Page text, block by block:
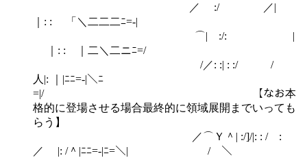
／ :/ ／|
｜: : 「＼二二二ﾆ=‐|
⌒| :/: |
｜: : ｜二＼二ニﾆ=/
/／: :| : :/ /
人|: ｜|ﾆﾆ=‐|＼ﾆ
=|/ 【なお本
格的に登場させる場合最終的に領域展開までいっても
らう】
／⌒Ｙ＾| :/]/|: : / :
／ |: /＾|ﾆﾆ=‐|ﾆ=＼| /￣＼